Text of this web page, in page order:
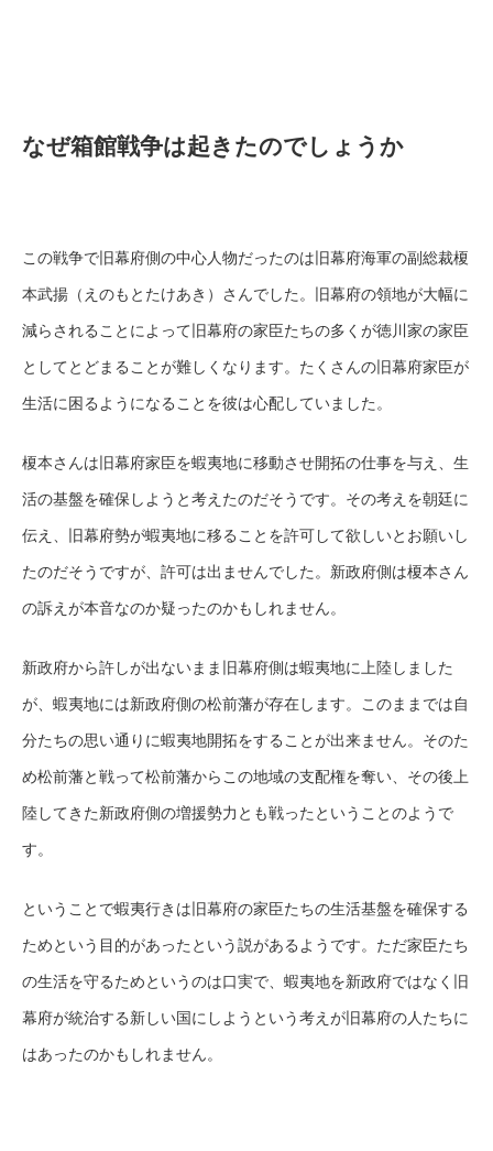
なぜ箱館戦争は起きたのでしょうか
この戦争で旧幕府側の中心人物だったのは旧幕府海軍の副総裁榎
本武揚（えのもとたけあき）さんでした。旧幕府の領地が大幅に
減らされることによって旧幕府の家臣たちの多くが徳川家の家臣
としてとどまることが難しくなります。たくさんの旧幕府家臣が
生活に困るようになることを彼は心配していました。
榎本さんは旧幕府家臣を蝦夷地に移動させ開拓の仕事を与え、生
活の基盤を確保しようと考えたのだそうです。その考えを朝廷に
伝え、旧幕府勢が蝦夷地に移ることを許可して欲しいとお願いし
たのだそうですが、許可は出ませんでした。新政府側は榎本さん
の訴えが本音なのか疑ったのかもしれません。
新政府から許しが出ないまま旧幕府側は蝦夷地に上陸しました
が、蝦夷地には新政府側の松前藩が存在します。このままでは自
分たちの思い通りに蝦夷地開拓をすることが出来ません。そのた
め松前藩と戦って松前藩からこの地域の支配権を奪い、その後上
陸してきた新政府側の増援勢力とも戦ったということのようで
す。
ということで蝦夷行きは旧幕府の家臣たちの生活基盤を確保する
ためという目的があったという説があるようです。ただ家臣たち
の生活を守るためというのは口実で、蝦夷地を新政府ではなく旧
幕府が統治する新しい国にしようという考えが旧幕府の人たちに
はあったのかもしれません。